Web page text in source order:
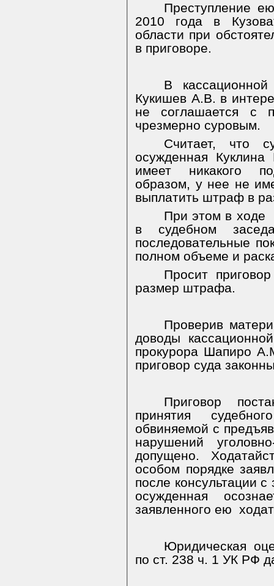
Преступление
2010 года в
области при
в приговоре.
В
Кукишев А.В. в
не соглашается с
чрезмерно суровым.
Считает, что
осужденная
имеет никакого
образом, у нее не
выплатить штраф в
При этом в ходе
в судебном
последовательные
полном объеме и
Просит
размер штрафа.
Проверив
доводы кассационной
прокурора Шапиро
приговор суда
Приговор
принятия
обвиняемой с
нарушений
допущено.
особом порядке
после консультации
осужденная
заявленного ею
Юридическая
по ст. 238 ч. 1 УК РФ